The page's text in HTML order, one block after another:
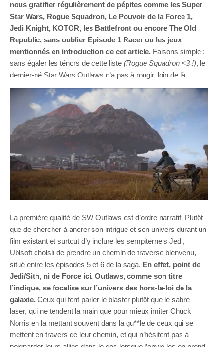
nous gratifier régulièrement de pépites comme les Super
Star Wars, Rogue Squadron, Le Pouvoir de la Force 1,
Jedi Knight, KOTOR, les Battlefront ou encore The Old
Republic, sans oublier Episode 1 Racer ou les jeux
mentionnés en introduction de cet article. Faisons simple :
sans égaler les ténors de cette liste (Rogue Squadron <3 !), le
dernier-né Star Wars Outlaws n’a pas à rougir, loin de là.
La première qualité de SW Outlaws est d’ordre narratif. Plutôt
que de chercher à ancrer son intrigue et son univers durant un
film existant et surtout d’y inclure les sempiternels Jedi,
Ubisoft choisit de prendre un chemin de traverse bienvenu,
situé entre les épisodes 5 et 6 de la saga. En effet, point de
Jedi/Sith, ni de Force ici. Outlaws, comme son titre
l’indique, se focalise sur l’univers des hors-la-loi de la
galaxie. Ceux qui font parler le blaster plutôt que le sabre
laser, qui ne tendent la main que pour mieux imiter Chuck
Norris en la mettant souvent dans la gu**le de ceux qui se
mettent en travers de leur chemin, et qui n’hésitent pas à